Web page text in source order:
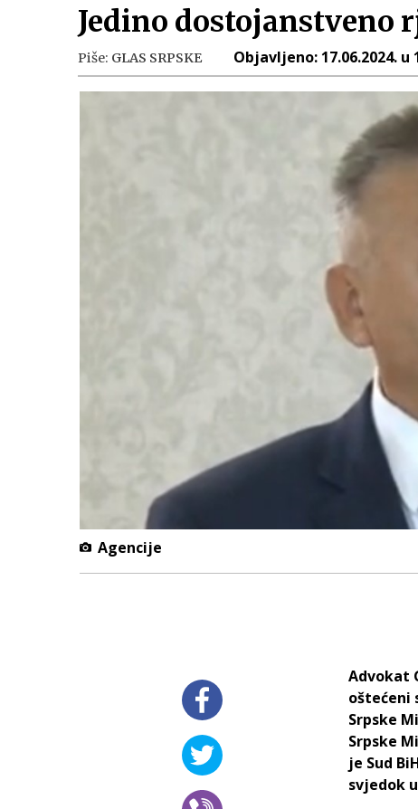
Jedino dostojanstveno
Piše: GLAS SRPSKE Objavljeno: 17.06.2024. u
Agencije
Advokat
oštećeni
Srpske
Srpske
je Sud
svjedok